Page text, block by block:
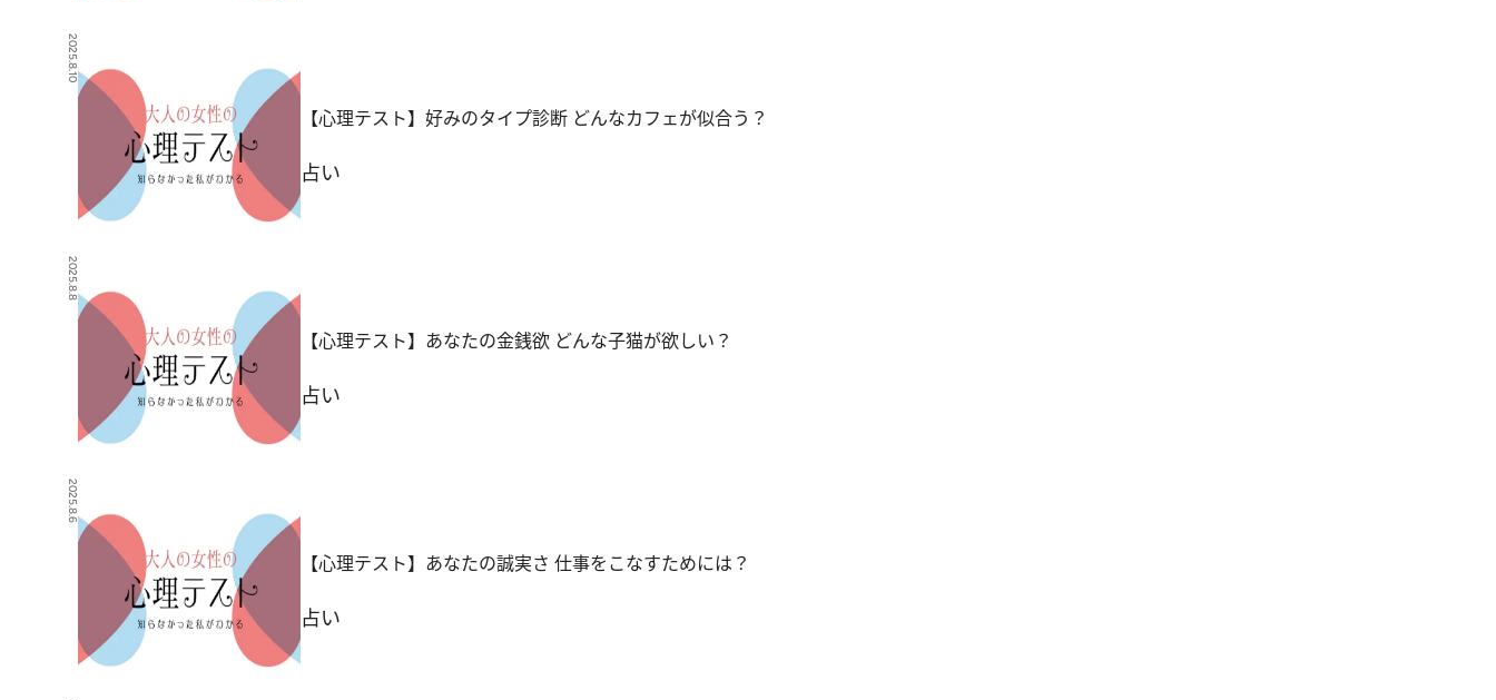
2025.8.10
【心理テスト】好みのタイプ診断 どんなカフェが似合う？
占い
2025.8.8
【心理テスト】あなたの金銭欲 どんな子猫が欲しい？
占い
2025.8.6
【心理テスト】あなたの誠実さ 仕事をこなすためには？
占い